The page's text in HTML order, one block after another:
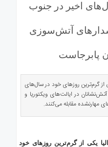
اخیر در جنوب
آتش‌سوزی
پابرجاست
از گرم‌ترین روزهای خود در سال‌های
در ایالت‌های ویکتوریا و
مهار‌نشده مقابله می‌کنند.
یکی از گرم‌ترین روزهای خود